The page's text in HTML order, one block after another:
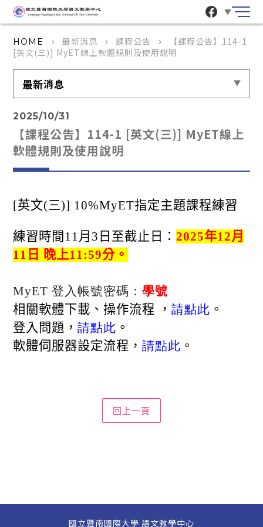
▼
HOME keyboard_arrow_right 最新消息 keyboard_arrow_right 課程公告 keyboard_arrow_right
【課程公告】114-1
[英文(三)] MyET線上軟體規則及使用說明
最新消息
2025/10/31
【課程公告】114-1 [英文(三)] MyET線上
軟體規則及使用說明
[英文(三)] 10%MyET指定主題課程練習
練習時間11月3日至截止日：2025年12月
11日 晚上11:59分。
MyET 登入帳號密碼：學號
相關軟體下載、操作流程 ，請點此 。
登入問題，請點此 。
軟體伺服器設定流程，請點此 。
國立暨南國際大學 語文教學中心